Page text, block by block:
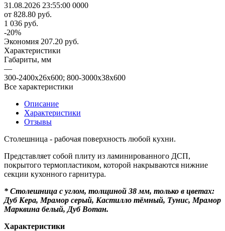
31.08.2026 23:55:00 0000
от 828.80 руб.
1 036 руб.
-20%
Экономия 207.20 руб.
Характеристики
Габариты, мм
—
300-2400х26х600; 800-3000х38х600
Все характеристики
Описание
Характеристики
Отзывы
Столешница - рабочая поверхность любой кухни.
Представляет собой плиту из ламинированного ДСП,
покрытого термопластиком, которой накрываются нижние
секции кухонного гарнитура.
* Столешница с углом, толщиной 38 мм, только в цветах:
Дуб Кера, Мрамор серый, Кастилло тёмный, Тунис, Мрамор
Марквина белый, Дуб Вотан.
Характеристики